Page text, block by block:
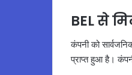
BEL से
कंपनी को
प्राप्त हुआ है।